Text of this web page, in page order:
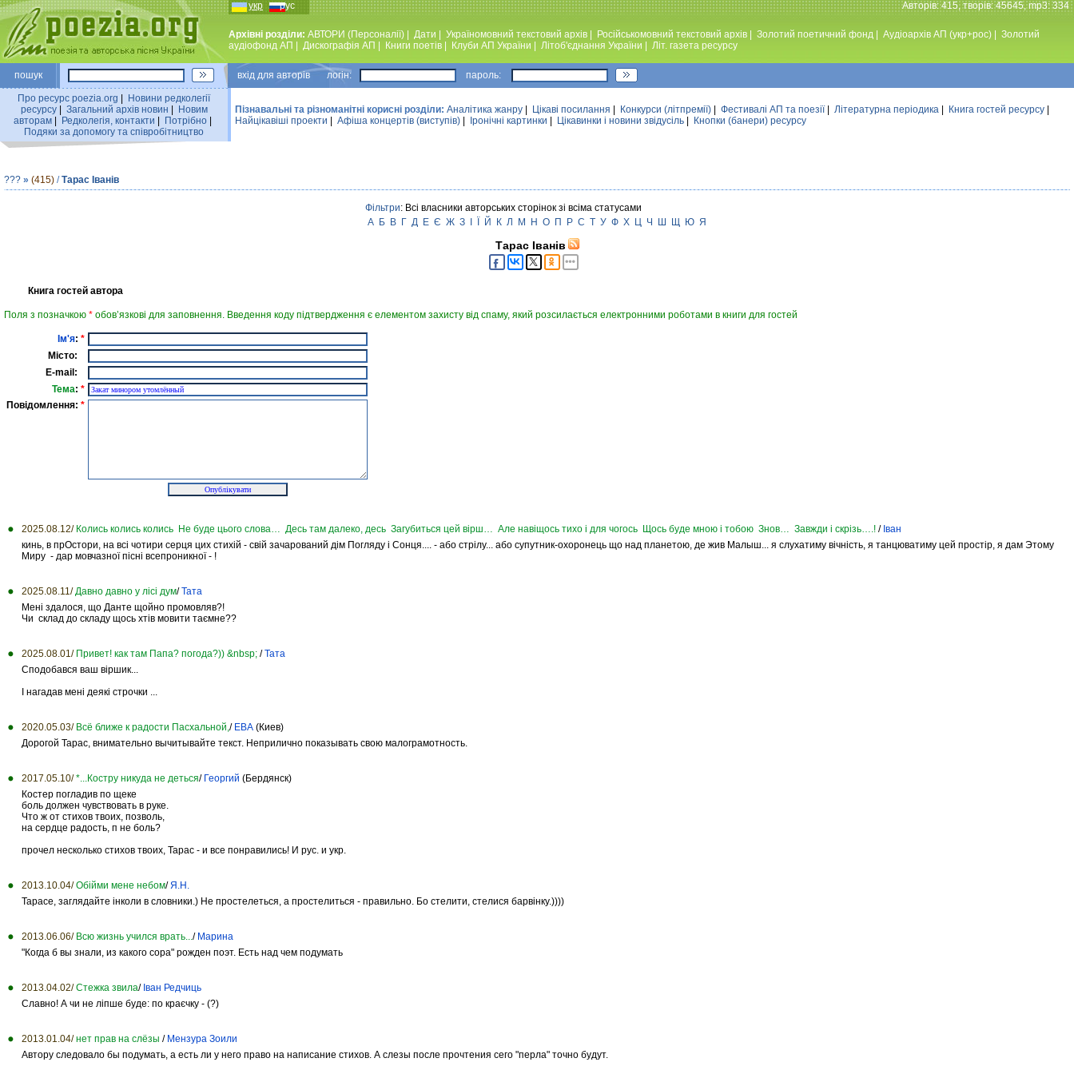
укр рус Авторiв: 415, творiв: 45645, mp3: 334
Архівні розділи: АВТОРИ (Персоналії) Дати Україномовний текстовий архiв Російськомовний текстовий архів Золотий поетичний фонд Аудiоархiв АП (укр+рос)
Золотий
аудiофонд АП
Дискографiя АП Книги поетiв Клуби АП України Лiтоб'єднання України Лiт. газета ресурсу
пошук вхiд для авторiв логін: пароль:
Про ресурс poezia.org
Новини редколегiї
ресурсу| Загальний архiв новин
Новим
авторам
Редколегiя, контакти Потрiбно
Подяки за допомогу та співробітництво
Пізнавальні та різноманітні корисні розділи: Аналiтика жанру Цікаві посилання Конкурси (лiтпремiї) Фестивалi АП та поезiї| Літературна періодика Книга гостей ресурсу
Найцiкавiшi проекти
Афіша концертів (виступів) Iронiчнi картинки Цікавинки і новини звідусіль Кнопки (банери) ресурсу
??? » (415) /Тарас Іванів
Фільтри: Всі власники авторських сторінок зі всіма статусами
А Б В Г Д Е Є Ж З Й К Л М Н О П Р С Т У Ф Х Ц Ч Ш Щ Ю Я
Тарас Іванів
Книга гостей автора
Поля з позначкою * обов’язкові для заповнення. Введення коду підтвердження є елементом захисту від спаму, який розсилається електронними роботами в книги для гостей
Ім'я: *
Місто:
E-mail:
Тема: *
Повідомлення: *
2025.08.12/ Колись колись колись Не буде цього слова… Десь там далеко, десь Загубиться цей вірш… Але навіщось тихо і для чогось Щось буде мною і тобою Знов… Завжди і скрізь….! / Іван
кинь, в прОстори, на всі чотири серця цих стихій - свій зачарований дім Погляду і Сонця.... - або стрілу... або супутник-охоронець що над планетою, де жив Малыш... я слухатиму вічність, я танцюватиму цей простір, я дам Этому
Миру - дар мовчазної пісні всепроникної - !
2025.08.11/ Давно давно у лісі дум/Тата
Мені здалося, що Данте щойно промовляв?!
Чи склад до складу щось хтів мовити таємне??
2025.08.01/ Привет! как там Папа? погода?)) &nbsp; /Тата
Сподобався ваш віршик...
І нагадав мені деякі строчки ...
2020.05.03/ Всё ближе к радости Пасхальной,/ ЕВА (Киев)
Дорогой Тарас, внимательно вычитывайте текст. Неприлично показывать свою малограмотность.
2017.05.10/ *...Костру никуда не деться/ Георгий (Бердянск)
Костер погладив по щеке
боль должен чувствовать в руке.
Что ж от стихов твоих, позволь,
на сердце радость, п не боль?
прочел несколько стихов твоих, Тарас - и все понравились! И рус. и укр.
2013.10.04/ Обійми мене небом/Я.Н.
Тарасе, заглядайте інколи в словники.) Не простелеться, а простелиться - правильно. Бо стелити, стелися барвінку.))))
2013.06.06/ Всю жизнь учился врать.../ Марина
"Когда б вы знали, из какого сора" рожден поэт. Есть над чем подумать
2013.04.02/ Стежка звила/ Іван Редчиць
Славно! А чи не ліпше буде: по краєчку - (?)
2013.01.04/ нет прав на слёзы / Мензура Зоили
Автору следовало бы подумать, а есть ли у него право на написание стихов. А слезы после прочтения сего "перла" точно будут.